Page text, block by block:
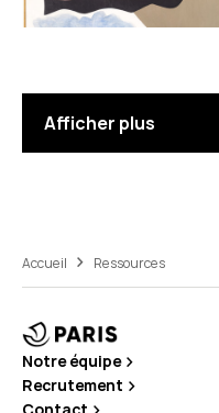
Afficher plus
Accueil Ressources
Notre équipe
Recrutement